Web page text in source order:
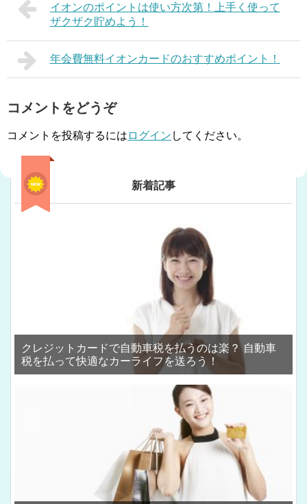
イオンのポイントは使い方次第！上手く使って
ザクザク貯めよう！
年会費無料イオンカードのおすすめポイント！
コメントをどうぞ
コメントを投稿するには ログイン してください。
新着記事
クレジットカードで自動車税を払うのは楽？ 自動車
税を払って快適なカーライフを送ろう！